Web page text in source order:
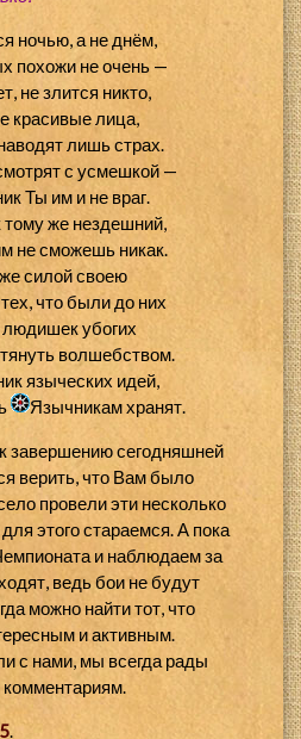
ночью, а не днём,
похожи не очень —
не злится никто,
красивые лица,
лишь страх.
с усмешкой —
Ты им и не враг.
тому же нездешний,
не сможешь никак.
силой своею
что были до них
людишек убогих
волшебством.
языческих идей,
Язычникам хранят.
завершению сегодняшней
верить, что Вам было
провели эти несколько
этого стараемся. А пока
и наблюдаем за
ведь бои не будут
можно найти тот, что
и активным.
с нами, мы всегда рады
.